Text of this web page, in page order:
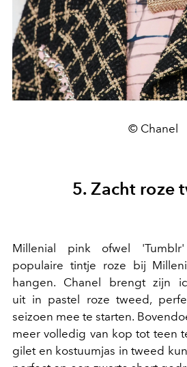
© Chanel
5. Zacht roze
Millenial pink ofwel
populaire tintje roze bij
hangen. Chanel brengt zijn
uit in pastel roze tweed,
seizoen mee te starten.
meer volledig van kop tot teen
gilet en kostuumjas in tweed